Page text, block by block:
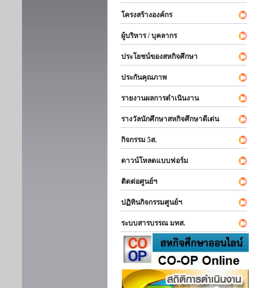
โครงสร้างองค์กร
ผู้บริหาร / บุคลากร
ประโยชน์ของสหกิจศึกษา
ประกันคุณภาพ
รายงานผลการดำเนินงาน
รางวัลนักศึกษาสหกิจศึกษาดีเด่น
กิจกรรม 5ส.
ดาวน์โหลดแบบฟอร์ม
ติดต่อศูนย์ฯ
ปฏิทินกิจกรรมศูนย์ฯ
ระบบสารบรรณ มทส.